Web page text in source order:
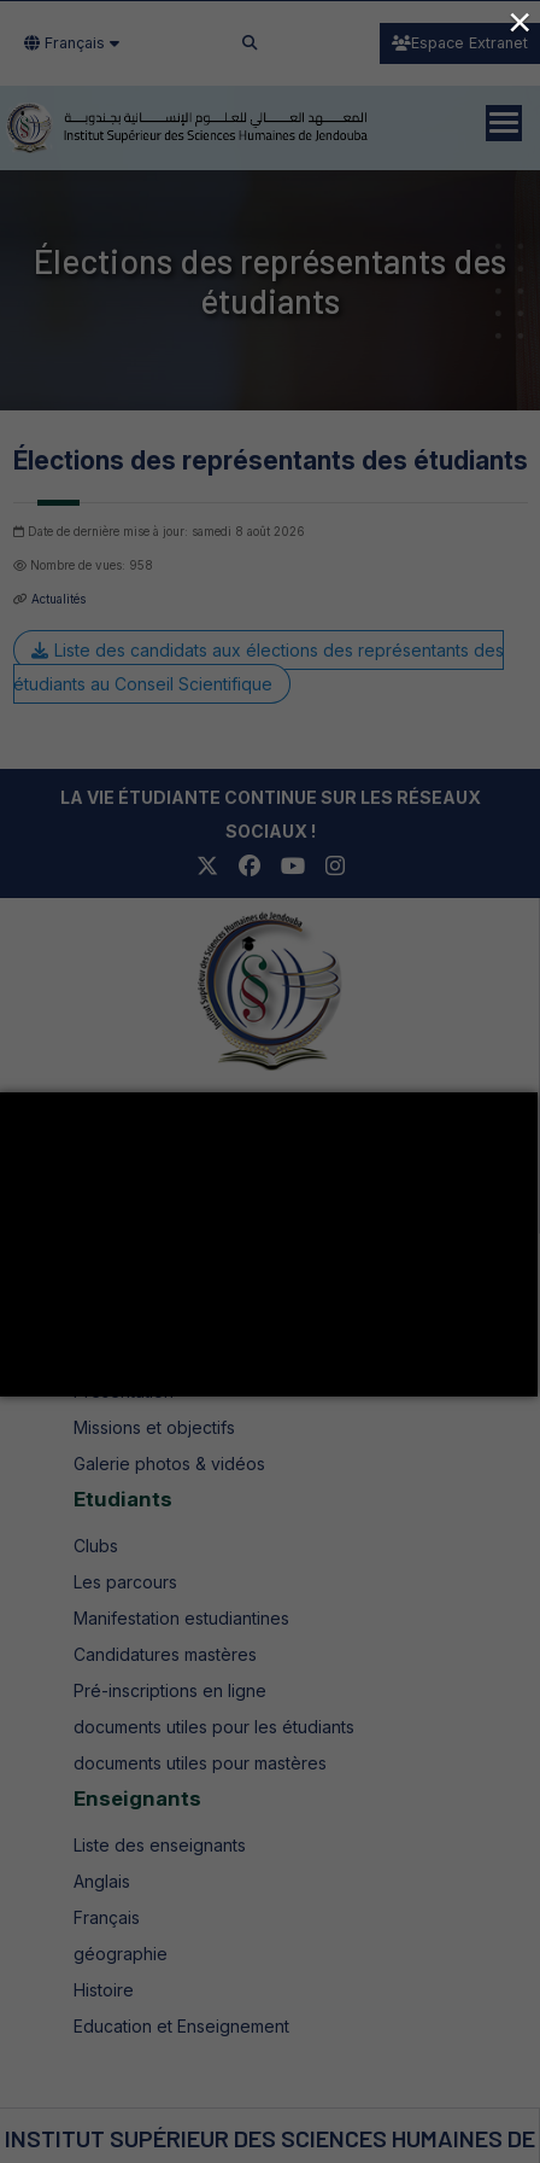
Français Espace Extranet
Élections des représentants des
étudiants
Élections des représentants des étudiants
Date de dernière mise à jour: samedi 8 août 2026
Nombre de vues: 958
Actualités
Liste des candidats aux élections des représentants des
étudiants au Conseil Scientifique
LA VIE ÉTUDIANTE CONTINUE SUR LES RÉSEAUX
SOCIAUX !
Missions et objectifs
Galerie photos & vidéos
Etudiants
Clubs
Les parcours
Manifestation estudiantines
Candidatures mastères
Pré-inscriptions en ligne
documents utiles pour les étudiants
documents utiles pour mastères
Enseignants
Liste des enseignants
Anglais
Français
géographie
Histoire
Education et Enseignement
INSTITUT SUPÉRIEUR DES SCIENCES HUMAINES DE
×